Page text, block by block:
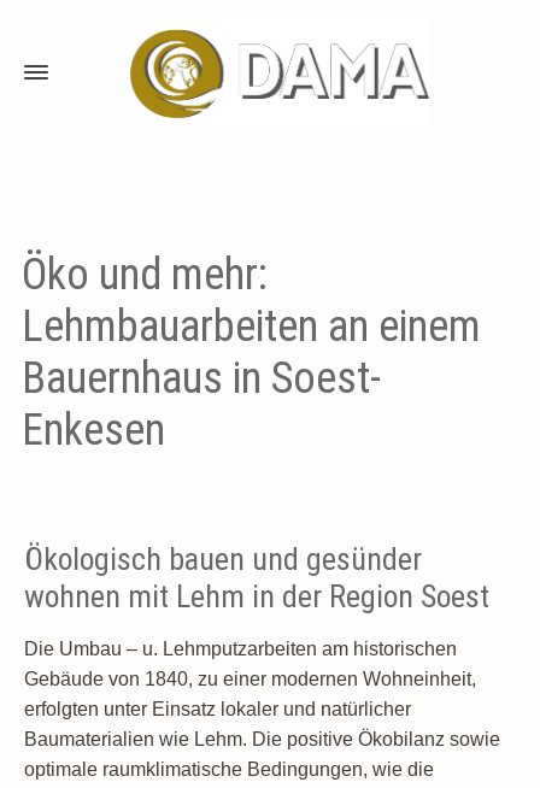
Öko und mehr:
Lehmbauarbeiten an einem
Bauernhaus in Soest-
Enkesen
Ökologisch bauen und gesünder
wohnen mit Lehm in der Region Soest
Die Umbau – u. Lehmputzarbeiten am historischen
Gebäude von 1840, zu einer modernen Wohneinheit,
erfolgten unter Einsatz lokaler und natürlicher
Baumaterialien wie Lehm. Die positive Ökobilanz sowie
optimale raumklimatische Bedingungen, wie die